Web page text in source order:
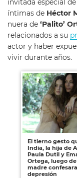
invitada especial
íntimas de Héctor
nuera de ‘Palito’
relacionados a su
actor y haber
vivir durante años.
El tierno gesto
India, la hija de
Paula Dutil y
Ortega, luego
madre
depresión